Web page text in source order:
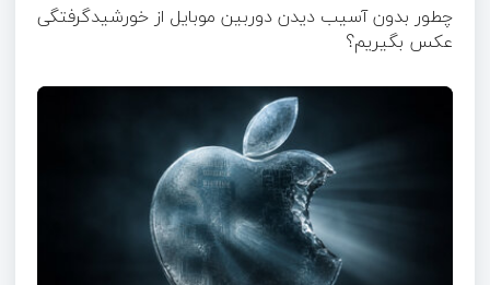
چطور بدون آسیب دیدن دوربین موبایل از خورشیدگرفتگی
عکس بگیریم؟